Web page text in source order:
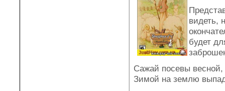
видеть,
будет
Сажай посевы
Зимой на землю